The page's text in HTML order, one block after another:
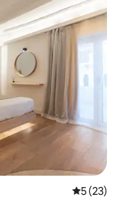
Średnia
5 (23)